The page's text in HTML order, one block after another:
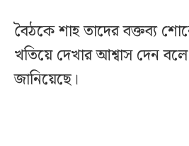
বৈঠকে শাহ তাদের বক্তব্য
খতিয়ে দেখার আশ্বাস দেন বলে
জানিয়েছে।‌